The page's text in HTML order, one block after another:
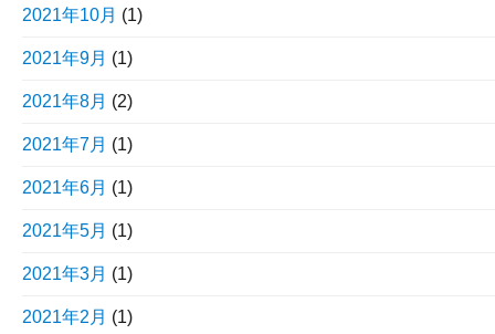
2021年10月 (1)
2021年9月 (1)
2021年8月 (2)
2021年7月 (1)
2021年6月 (1)
2021年5月 (1)
2021年3月 (1)
2021年2月 (1)